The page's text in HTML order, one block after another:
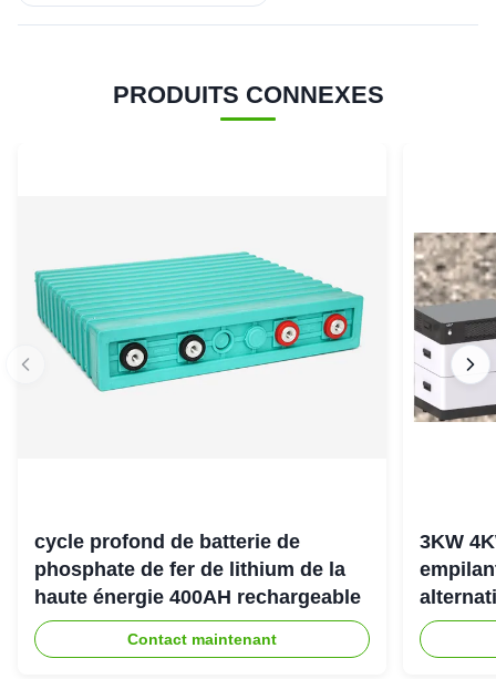
PRODUITS CONNEXES
cycle profond de batterie de
phosphate de fer de lithium de la
haute énergie 400AH rechargeable
Contact maintenant
3KW